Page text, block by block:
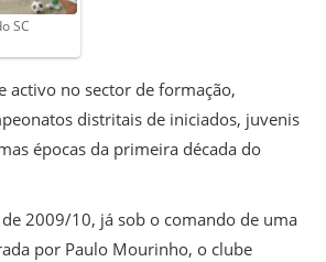
SC
activo no sector de formação,
distritais de iniciados, juvenis
épocas da primeira década do
2009/10, já sob o comando de uma
por Paulo Mourinho, o clube